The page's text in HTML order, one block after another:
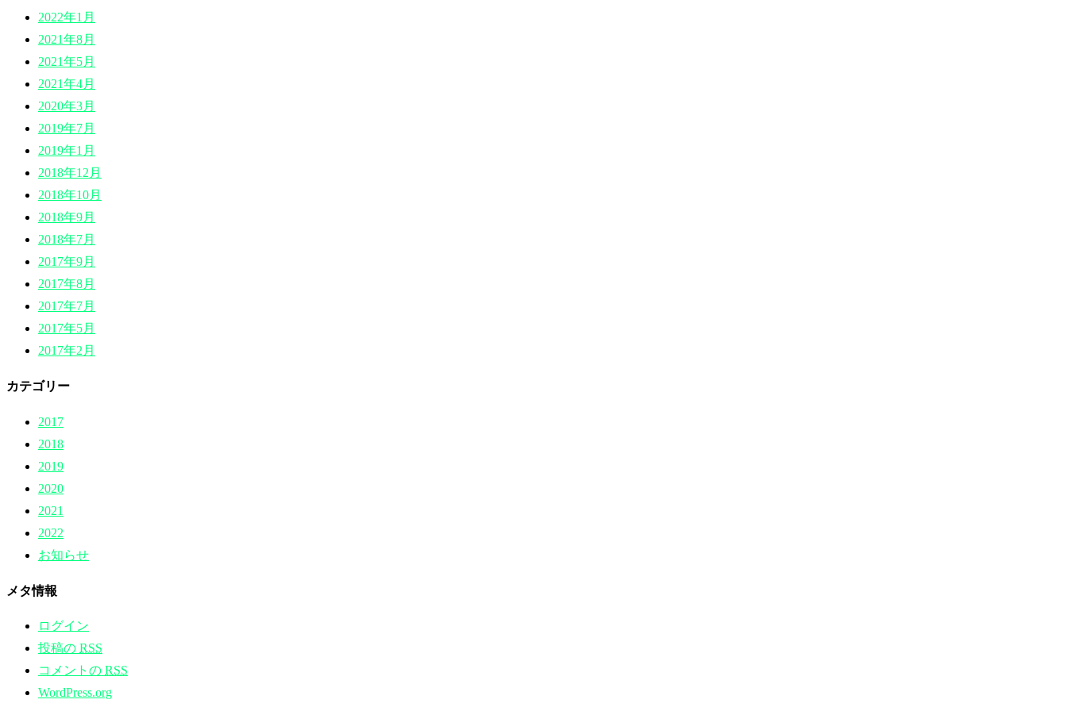
2022年1月
2021年8月
2021年5月
2021年4月
2020年3月
2019年7月
2019年1月
2018年12月
2018年10月
2018年9月
2018年7月
2017年9月
2017年8月
2017年7月
2017年5月
2017年2月
カテゴリー
2017
2018
2019
2020
2021
2022
お知らせ
メタ情報
ログイン
投稿の RSS
コメントの RSS
WordPress.org